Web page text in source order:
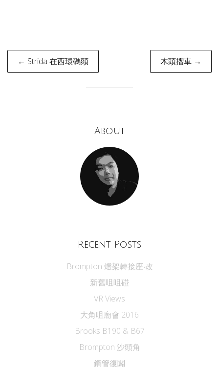
Post
navigation
← Strida 在西環碼頭 木頭摺車 →
About
Recent Posts
Brompton 燈架轉接座‧改
新舊咀咀碰
VR Views
大角咀廟會 2016
Brooks B190 & B67
Brompton 沙頭角
鋼管復闢